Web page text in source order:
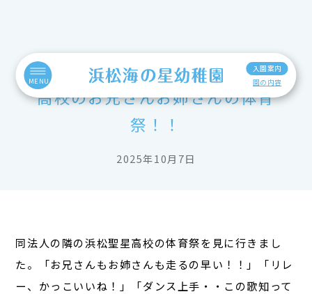
MENU
入園案内
園の内容
高校のお兄さんお姉さんの体育
祭！！
2025年10月7日
同法人の隣の浜松聖星高校の体育祭を見に行きまし
た。「お兄さんもお姉さんも走るの早い！！」「リレ
ー、かっこいいね！」「ダンス上手・・この歌知って